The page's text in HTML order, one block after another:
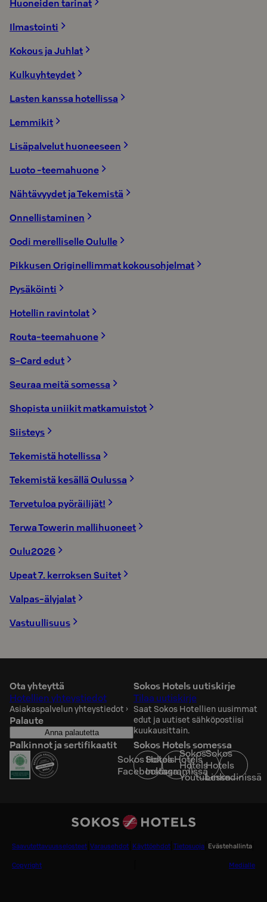
Huoneiden tarinat
Ilmastointi
Kokous ja Juhlat
Kulkuyhteydet
Lasten kanssa hotellissa
Lemmikit
Lisäpalvelut huoneeseen
Luoto -teemahuone
Nähtävyydet ja Tekemistä
Onnellistaminen
Oodi merelliselle Oululle
Pikkusen Originellimmat kokousohjelmat
Pysäköinti
Hotellin ravintolat
Routa-teemahuone
S-Card edut
Seuraa meitä somessa
Shopista uniikit matkamuistot
Siisteys
Tekemistä hotellissa
Tekemistä kesällä Oulussa
Tervetuloa pyöräilijät!
Terwa Towerin mallihuoneet
Oulu2026
Upeat 7. kerroksen Suitet
Valpas-älyjalat
Vastuullisuus
Ota yhteyttä
Hotellien yhteystiedot
Asiakaspalvelun yhteystiedot ›
Palaute
Anna palautetta
Sokos Hotels uutiskirje
Tilaa uutiskirje
Saat Sokos Hotellien uusimmat
edut ja uutiset sähköpostiisi
kuukausittain.
Palkinnot ja sertifikaatit
Sokos Hotels somessa
Sokos Hotels
Facebookissa
Sokos Hotels
Instagramissa
Sokos
Hotels
Youtubessa
Sokos
Hotels
Linkedinissä
Saavutettavuusselosteet Varausehdot Käyttöehdot Tietosuoja Evästehallinta
Copyright Medialle